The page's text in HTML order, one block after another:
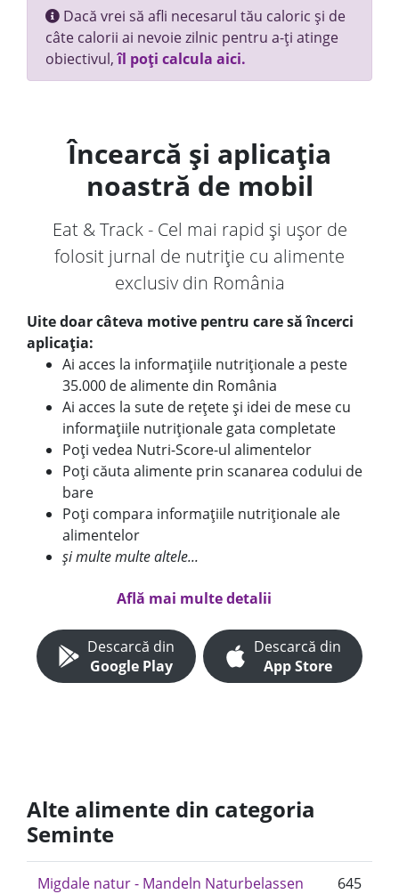
Dacă vrei să afli necesarul tău caloric și de
câte calorii ai nevoie zilnic pentru a-ți atinge
obiectivul,îl poți calcula aici.
Încearcă și aplicația
noastră de mobil
Eat & Track - Cel mai rapid și ușor de
folosit jurnal de nutriție cu alimente
exclusiv din România
Uite doar câteva motive pentru care să încerci
aplicația:
Ai acces la informațiile nutriționale a peste
35.000 de alimente din România
Ai acces la sute de rețete și idei de mese cu
informațiile nutriționale gata completate
Poți vedea Nutri-Score-ul alimentelor
Poți căuta alimente prin scanarea codului de
bare
Poți compara informațiile nutriționale ale
alimentelor
și multe multe altele...
Află mai multe detalii
Descarcă din
Google Play
Descarcă din
App Store
Alte alimente din categoria
Seminte
Migdale natur - Mandeln Naturbelassen
645